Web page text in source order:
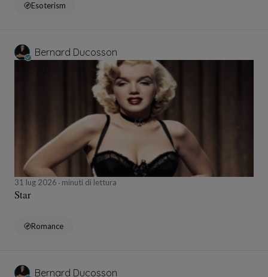
Esoterism
Bernard Ducosson
31 lug 2026 minuti di lettura
Star
Romance
Bernard Ducosson